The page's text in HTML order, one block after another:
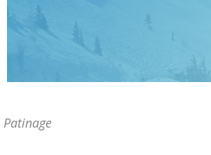
Patinage